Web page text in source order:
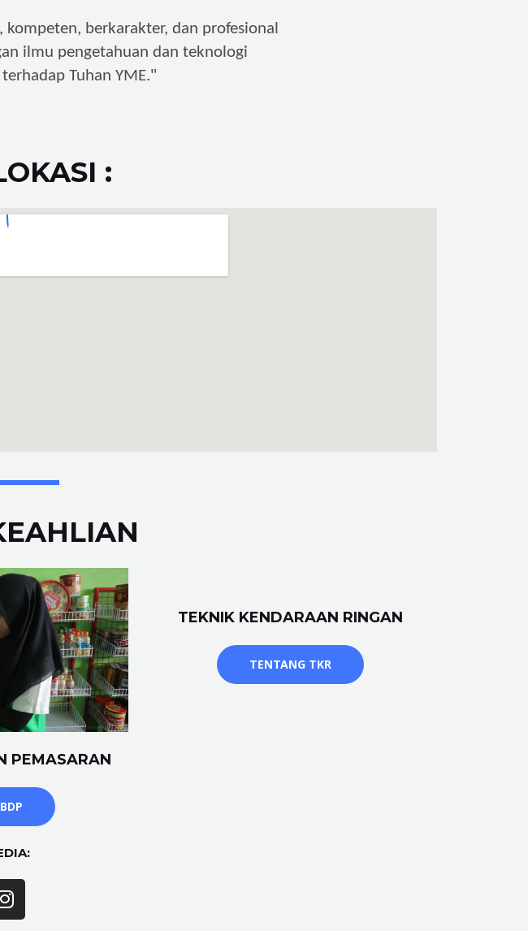
kompeten, berkarakter, dan profesional
ilmu pengetahuan dan teknologi
Tuhan YME."
:
PEMASARAN
TEKNIK KENDARAAN RINGAN
TENTANG TKR